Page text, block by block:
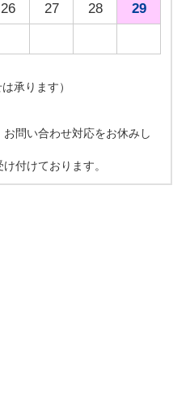
26 27 28
29
承ります）
問い合わせ対応をお休みし
付けております。